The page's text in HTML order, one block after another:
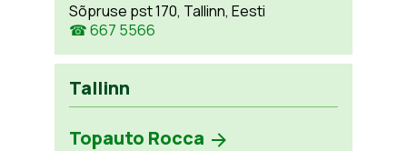
Sõpruse pst 170, Tallinn, Eesti
☎ 667 5566
Tallinn
Topauto Rocca